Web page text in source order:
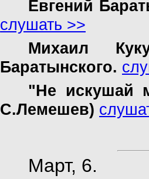
Евгений
слушать >>
Михаил
Баратынского.
"Не искушай
С.Лемешев)
Март, 6.